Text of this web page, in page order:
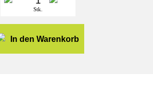
Stk.
In den Warenkorb